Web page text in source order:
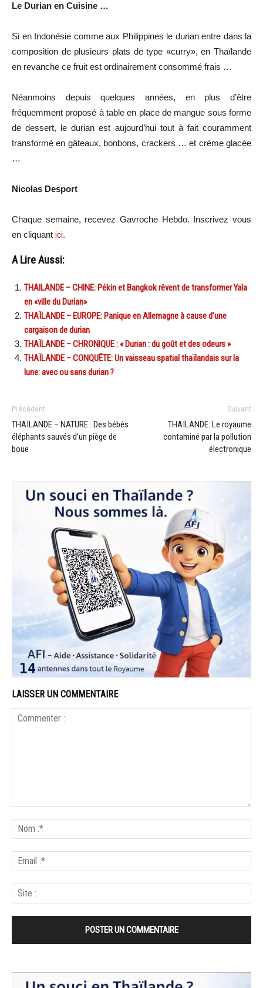
Le Durian en Cuisine …
Si en Indonésie comme aux Philippines le durian entre dans la
composition de plusieurs plats de type «curry», en Thaïlande
en revanche ce fruit est ordinairement consommé frais …
Néanmoins depuis quelques années, en plus d’être
fréquemment proposé à table en place de mangue sous forme
de dessert, le durian est aujourd’hui tout à fait couramment
transformé en gâteaux, bonbons, crackers … et crème glacée
…
Nicolas Desport
Chaque semaine, recevez Gavroche Hebdo. Inscrivez vous
en cliquant ici.
A Lire Aussi:
THAILANDE – CHINE: Pékin et Bangkok rêvent de transformer Yala
en «ville du Durian»
THAÏLANDE – EUROPE: Panique en Allemagne à cause d’une
cargaison de durian
THAÏLANDE – CHRONIQUE : « Durian : du goût et des odeurs »
THAÏLANDE – CONQUÊTE: Un vaisseau spatial thaïlandais sur la
lune: avec ou sans durian ?
Précédent
THAÏLANDE – NATURE : Des bébés
éléphants sauvés d’un piège de
boue
Suivant
THAÏLANDE: Le royaume
contaminé par la pollution
électronique
LAISSER UN COMMENTAIRE